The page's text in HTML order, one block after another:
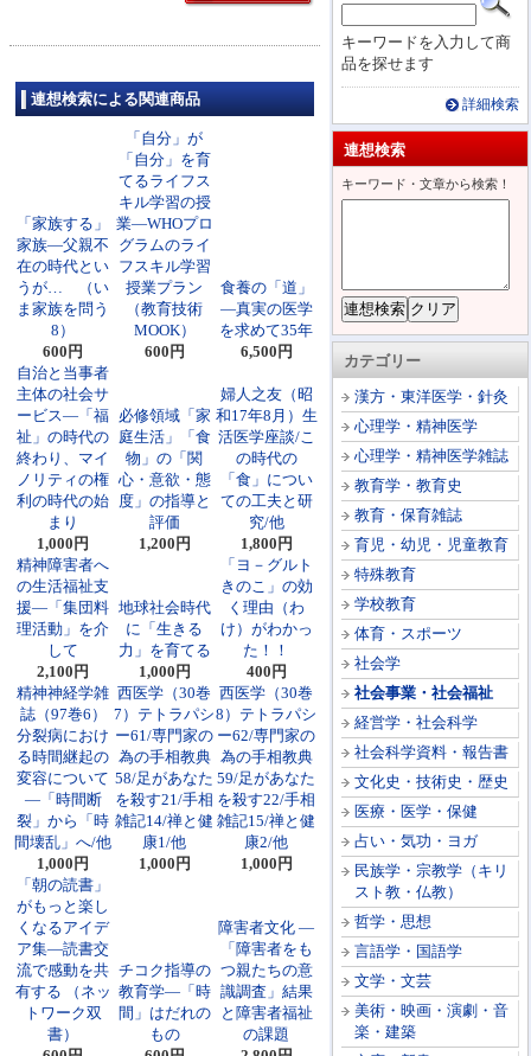
キーワードを入力して商
品を探せます
詳細検索
連想検索
キーワード・文章から検索！
カテゴリー
漢方・東洋医学・針灸
心理学・精神医学
心理学・精神医学雑誌
教育学・教育史
教育・保育雑誌
育児・幼児・児童教育
特殊教育
学校教育
体育・スポーツ
社会学
社会事業・社会福祉
経営学・社会科学
社会科学資料・報告書
文化史・技術史・歴史
医療・医学・保健
占い・気功・ヨガ
民族学・宗教学（キリ
スト教・仏教）
哲学・思想
言語学・国語学
文学・文芸
美術・映画・演劇・音
楽・建築
連想検索による関連商品
「家族する」
家族―父親不
在の時代とい
うが… （い
ま家族を問う
8）
600円
「自分」が
「自分」を育
てるライフス
キル学習の授
業―WHOプロ
グラムのライ
フスキル学習
授業プラン
（教育技術
MOOK）
600円
食養の「道」
―真実の医学
を求めて35年
6,500円
自治と当事者
主体の社会サ
ービス―「福
祉」の時代の
終わり、マイ
ノリティの権
利の時代の始
まり
1,000円
必修領域「家
庭生活」「食
物」の「関
心・意欲・態
度」の指導と
評価
1,200円
婦人之友（昭
和17年8月）生
活医学座談/こ
の時代の
「食」につい
ての工夫と研
究/他
1,800円
精神障害者へ
の生活福祉支
援―「集団料
理活動」を介
して
2,100円
地球社会時代
に「生きる
力」を育てる
1,000円
「ヨ－グルト
きのこ」の効
く理由（わ
け）がわかっ
た！！
400円
精神神経学雑
誌（97巻6）
分裂病におけ
る時間継起の
変容について
―「時間断
裂」から「時
間壊乱」へ/他
1,000円
西医学（30巻
7）テトラパシ
ー61/専門家の
為の手相教典
58/足があなた
を殺す21/手相
雑記14/禅と健
康1/他
1,000円
西医学（30巻
8）テトラパシ
ー62/専門家の
為の手相教典
59/足があなた
を殺す22/手相
雑記15/禅と健
康2/他
1,000円
「朝の読書」
がもっと楽し
くなるアイデ
ア集―読書交
流で感動を共
有する （ネッ
トワーク双
書）
チコク指導の
教育学―「時
間」はだれの
もの
障害者文化 ―
「障害者をも
つ親たちの意
識調査」結果
と障害者福祉
の課題